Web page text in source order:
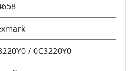
/ 0C3220Y0